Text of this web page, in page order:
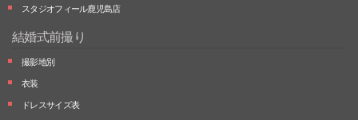
スタジオフィール鹿児島店
結婚式前撮り
撮影地別
衣装
ドレスサイズ表